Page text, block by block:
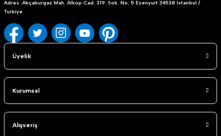
Adres :Akçaburgaz Mah. Alkop Cad. 319. Sok. No: 5 Esenyurt 34538 Istanbul /
Turkiye
Üyelik
Kurumsal
Alışveriş